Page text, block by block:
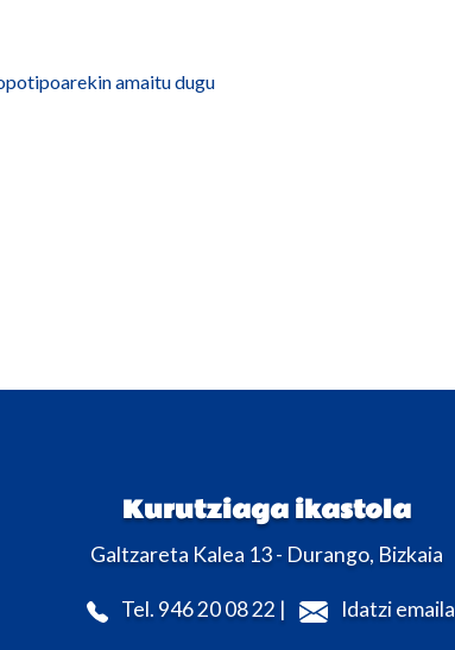
amaitu dugu
Kurutziaga ikastola
Galtzareta Kalea 13 - Durango, Bizkaia
Tel. 946 20 08 22 | Idatzi emaila